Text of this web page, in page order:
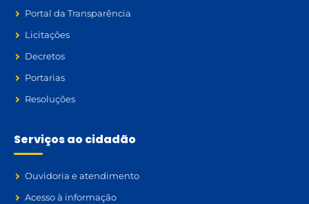
Portal da Transparência
Licitações
Decretos
Portarias
Resoluções
Serviços ao cidadão
Ouvidoria e atendimento
Acesso à informação